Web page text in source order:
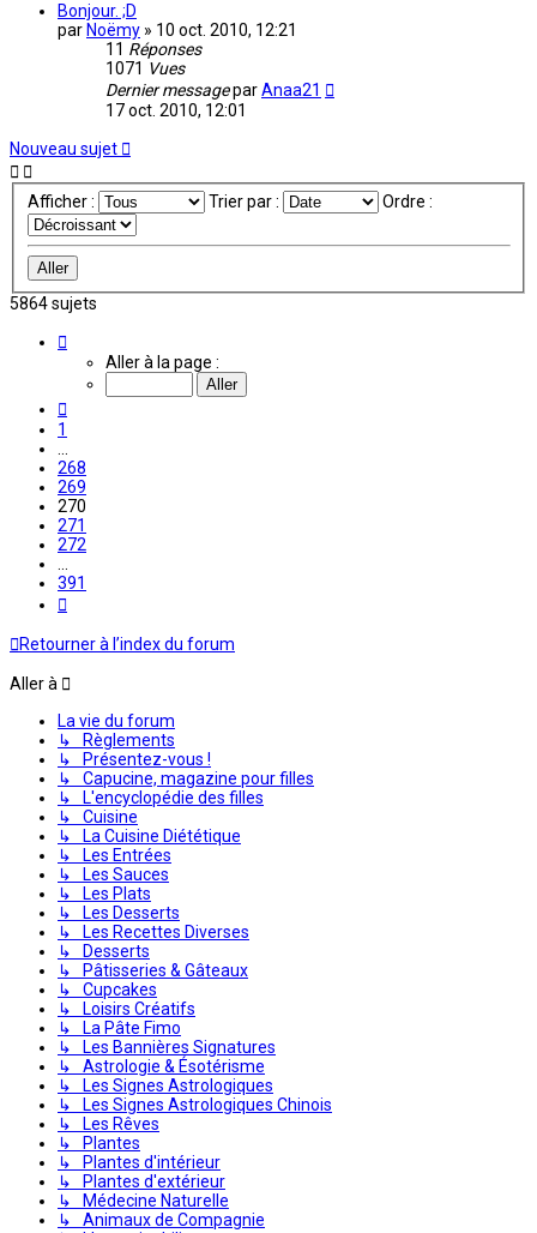
Bonjour. ;D
par Noëmy » 10 oct. 2010, 12:21
11 Réponses
1071 Vues
Dernier messageparAnaa21
17 oct. 2010, 12:01
Nouveau sujet
Afficher : Trier par : Ordre :
5864 sujets
270
Aller à la page :
1
268
269
270
271
272
391
Retourner à l’index du forum
Aller à
La vie du forum
↳ Règlements
↳ Présentez-vous !
↳ Capucine, magazine pour filles
↳ L'encyclopédie des filles
↳ Cuisine
↳ La Cuisine Diététique
↳ Les Entrées
↳ Les Sauces
↳ Les Plats
↳ Les Desserts
↳ Les Recettes Diverses
↳ Desserts
↳ Pâtisseries & Gâteaux
↳ Cupcakes
↳ Loisirs Créatifs
↳ La Pâte Fimo
↳ Les Bannières Signatures
↳ Astrologie & Ésotérisme
↳ Les Signes Astrologiques
↳ Les Signes Astrologiques Chinois
↳ Les Rêves
↳ Plantes
↳ Plantes d'intérieur
↳ Plantes d'extérieur
↳ Médecine Naturelle
↳ Animaux de Compagnie